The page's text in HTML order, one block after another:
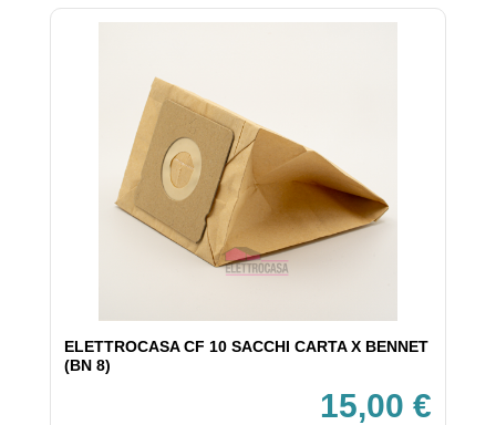
ELETTROCASA CF 10 SACCHI CARTA X BENNET
(BN 8)
15,00 €